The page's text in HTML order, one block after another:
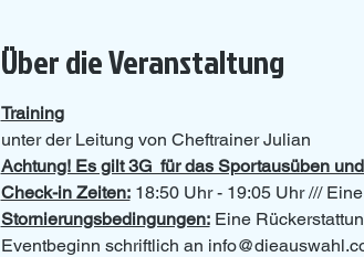
Über die Veranstaltung
Training
unter der Leitung von Cheftrainer Julian
Achtung! Es gilt 3G  für das Sportausüben
Check-in Zeiten: 18:50 Uhr - 19:05 Uhr ///
Stornierungsbedingungen: Eine
Eventbeginn schriftlich an